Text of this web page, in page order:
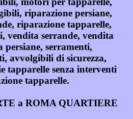
riparazione persiane,
riparazione tapparelle,
vendita serrande, vendita
persiane, serramenti,
avvolgibili di sicurezza,
tapparelle senza interventi
tapparelle.
a ROMA QUARTIERE